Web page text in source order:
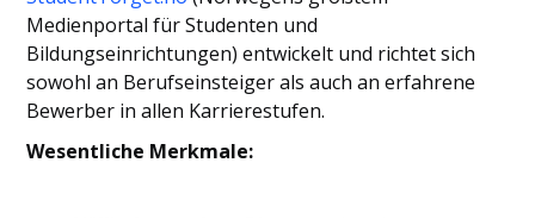
Medienportal für Studenten und
Bildungseinrichtungen) entwickelt und richtet sich
sowohl an Berufseinsteiger als auch an erfahrene
Bewerber in allen Karrierestufen.
Wesentliche Merkmale: